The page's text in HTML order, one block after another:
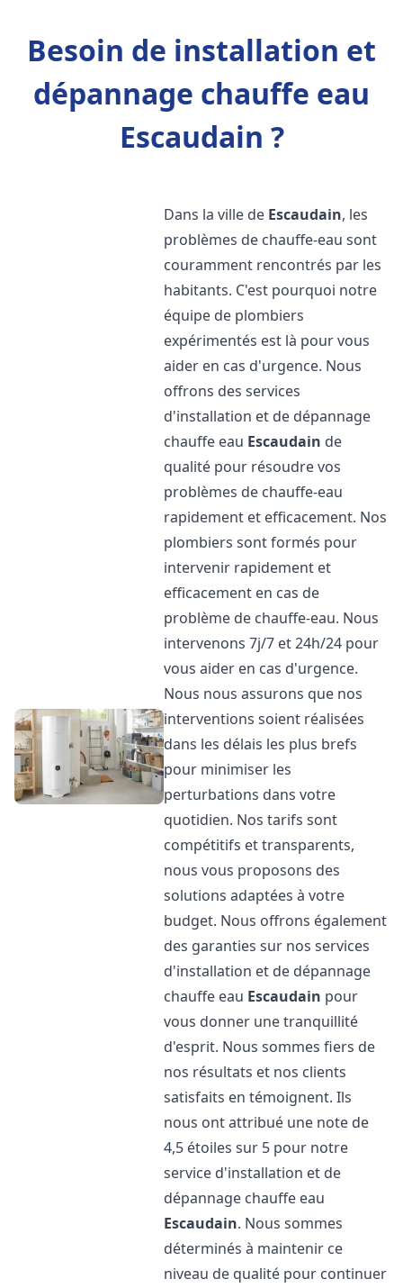
Besoin de installation et
dépannage chauffe eau
Escaudain ?
Dans la ville de Escaudain, les
problèmes de chauffe-eau sont
couramment rencontrés par les
habitants. C'est pourquoi notre
équipe de plombiers
expérimentés est là pour vous
aider en cas d'urgence. Nous
offrons des services
d'installation et de dépannage
chauffe eau Escaudain de
qualité pour résoudre vos
problèmes de chauffe-eau
rapidement et efficacement. Nos
plombiers sont formés pour
intervenir rapidement et
efficacement en cas de
problème de chauffe-eau. Nous
intervenons 7j/7 et 24h/24 pour
vous aider en cas d'urgence.
Nous nous assurons que nos
interventions soient réalisées
dans les délais les plus brefs
pour minimiser les
perturbations dans votre
quotidien. Nos tarifs sont
compétitifs et transparents,
nous vous proposons des
solutions adaptées à votre
budget. Nous offrons également
des garanties sur nos services
d'installation et de dépannage
chauffe eau Escaudain pour
vous donner une tranquillité
d'esprit. Nous sommes fiers de
nos résultats et nos clients
satisfaits en témoignent. Ils
nous ont attribué une note de
4,5 étoiles sur 5 pour notre
service d'installation et de
dépannage chauffe eau
Escaudain. Nous sommes
déterminés à maintenir ce
niveau de qualité pour continuer